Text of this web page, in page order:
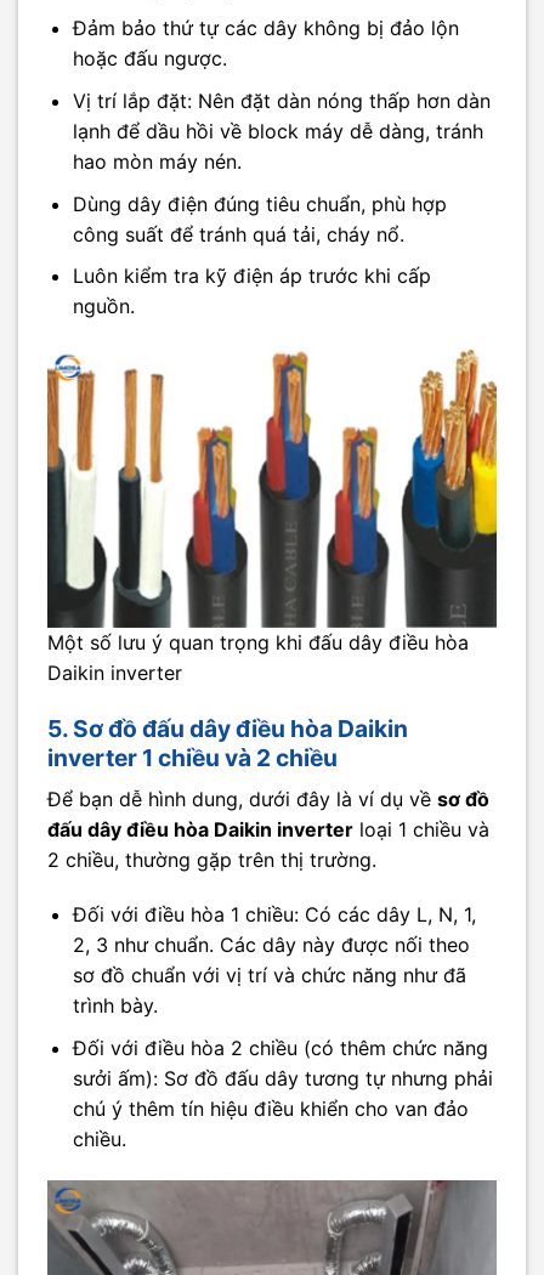
Đảm bảo thứ tự các dây không bị đảo lộn
hoặc đấu ngược.
Vị trí lắp đặt: Nên đặt dàn nóng thấp hơn dàn
lạnh để dầu hồi về block máy dễ dàng, tránh
hao mòn máy nén.
Dùng dây điện đúng tiêu chuẩn, phù hợp
công suất để tránh quá tải, cháy nổ.
Luôn kiểm tra kỹ điện áp trước khi cấp
nguồn.
Một số lưu ý quan trọng khi đấu dây điều hòa
Daikin inverter
5. Sơ đồ đấu dây điều hòa Daikin
inverter 1 chiều và 2 chiều
Để bạn dễ hình dung, dưới đây là ví dụ về sơ đồ
đấu dây điều hòa Daikin inverter loại 1 chiều và
2 chiều, thường gặp trên thị trường.
Đối với điều hòa 1 chiều: Có các dây L, N, 1,
2, 3 như chuẩn. Các dây này được nối theo
sơ đồ chuẩn với vị trí và chức năng như đã
trình bày.
Đối với điều hòa 2 chiều (có thêm chức năng
sưởi ấm): Sơ đồ đấu dây tương tự nhưng phải
chú ý thêm tín hiệu điều khiển cho van đảo
chiều.